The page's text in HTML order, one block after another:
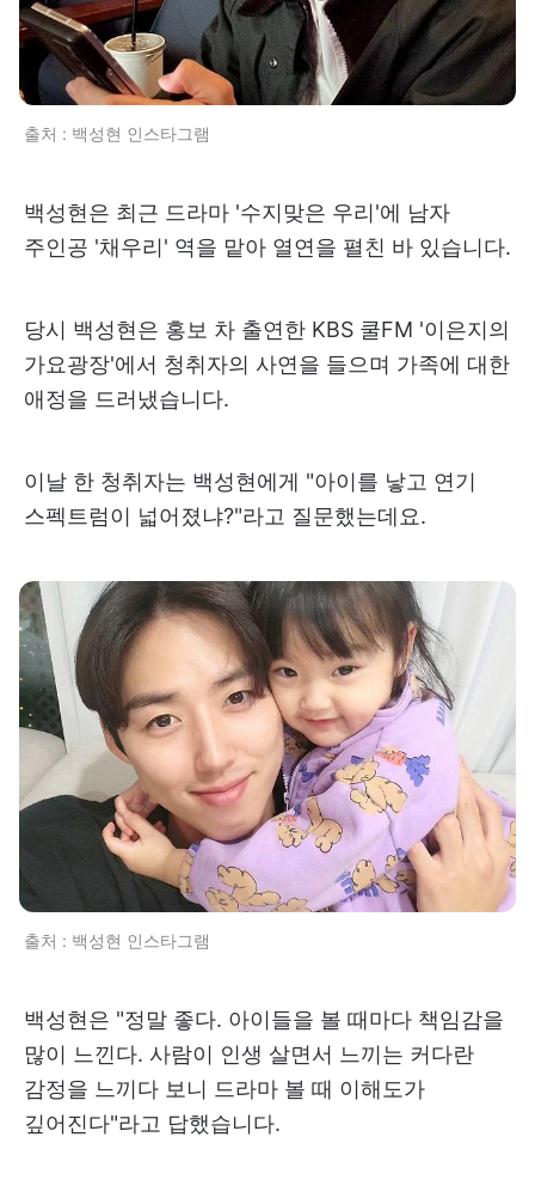
출처 : 백성현 인스타그램
백성현은 최근 드라마 '수지맞은 우리'에 남자
주인공 '채우리' 역을 맡아 열연을 펼친 바 있습니다.
당시 백성현은 홍보 차 출연한 KBS 쿨FM '이은지의
가요광장'에서 청취자의 사연을 들으며 가족에 대한
애정을 드러냈습니다.
이날 한 청취자는 백성현에게 "아이를 낳고 연기
스펙트럼이 넓어졌냐?"라고 질문했는데요.
출처 : 백성현 인스타그램
백성현은 "정말 좋다. 아이들을 볼 때마다 책임감을
많이 느낀다. 사람이 인생 살면서 느끼는 커다란
감정을 느끼다 보니 드라마 볼 때 이해도가
깊어진다"라고 답했습니다.